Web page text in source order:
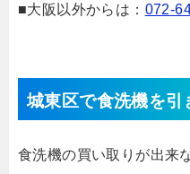
■大阪以外からは： 072-
城東区で食洗機を引
食洗機の買い取りが出来